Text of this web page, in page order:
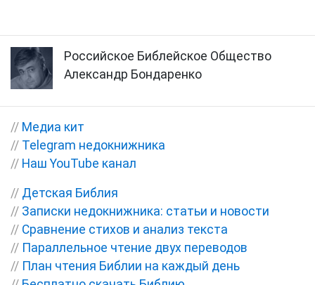
Российское Библейское Общество
Александр Бондаренко
// Медиа кит
// Telegram недокнижника
// Наш YouTube канал
// Детская Библия
// Записки недокнижника: статьи и новости
// Сравнение стихов и анализ текста
// Параллельное чтение двух переводов
// План чтения Библии на каждый день